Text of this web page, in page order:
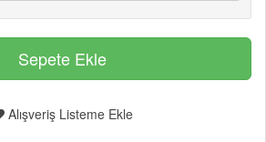
Alışveriş Listeme Ekle